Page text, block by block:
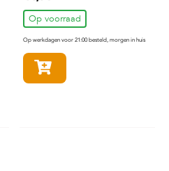
Op voorraad
Op werkdagen voor 21:00 besteld, morgen in huis